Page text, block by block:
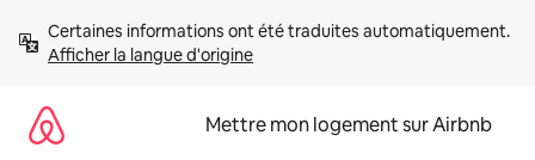
directement
Afficher la langue d'origine
Mettre mon logement sur Airbnb